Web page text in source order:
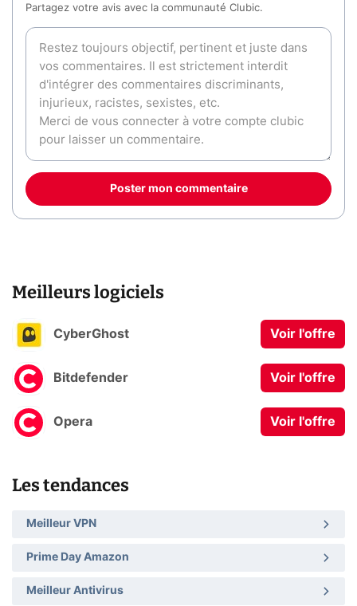
Partagez votre avis avec la communauté Clubic.
Poster mon commentaire
Meilleurs logiciels
CyberGhost Voir l'offre
Bitdefender Voir l'offre
Opera Voir l'offre
Les tendances
Meilleur VPN
Prime Day Amazon
Meilleur Antivirus